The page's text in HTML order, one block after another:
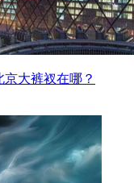
大裤衩在哪？